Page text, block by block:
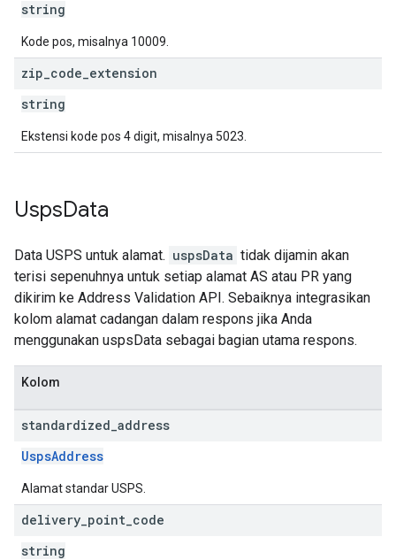
string
Kode pos, misalnya 10009.
zip code extension
string
Ekstensi kode pos 4 digit, misalnya 5023.
UspsData
Data USPS untuk alamat. uspsData tidak dijamin akan
terisi sepenuhnya untuk setiap alamat AS atau PR yang
dikirim ke Address Validation API. Sebaiknya integrasikan
kolom alamat cadangan dalam respons jika Anda
menggunakan uspsData sebagai bagian utama respons.
Kolom
standardized address
UspsAddress
Alamat standar USPS.
delivery point code
string